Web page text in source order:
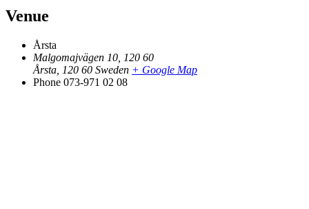
Venue
Årsta
Malgomajvägen 10, 120 60
Årsta 120 60 Sweden + Google Map
Phone 073-971 02 08